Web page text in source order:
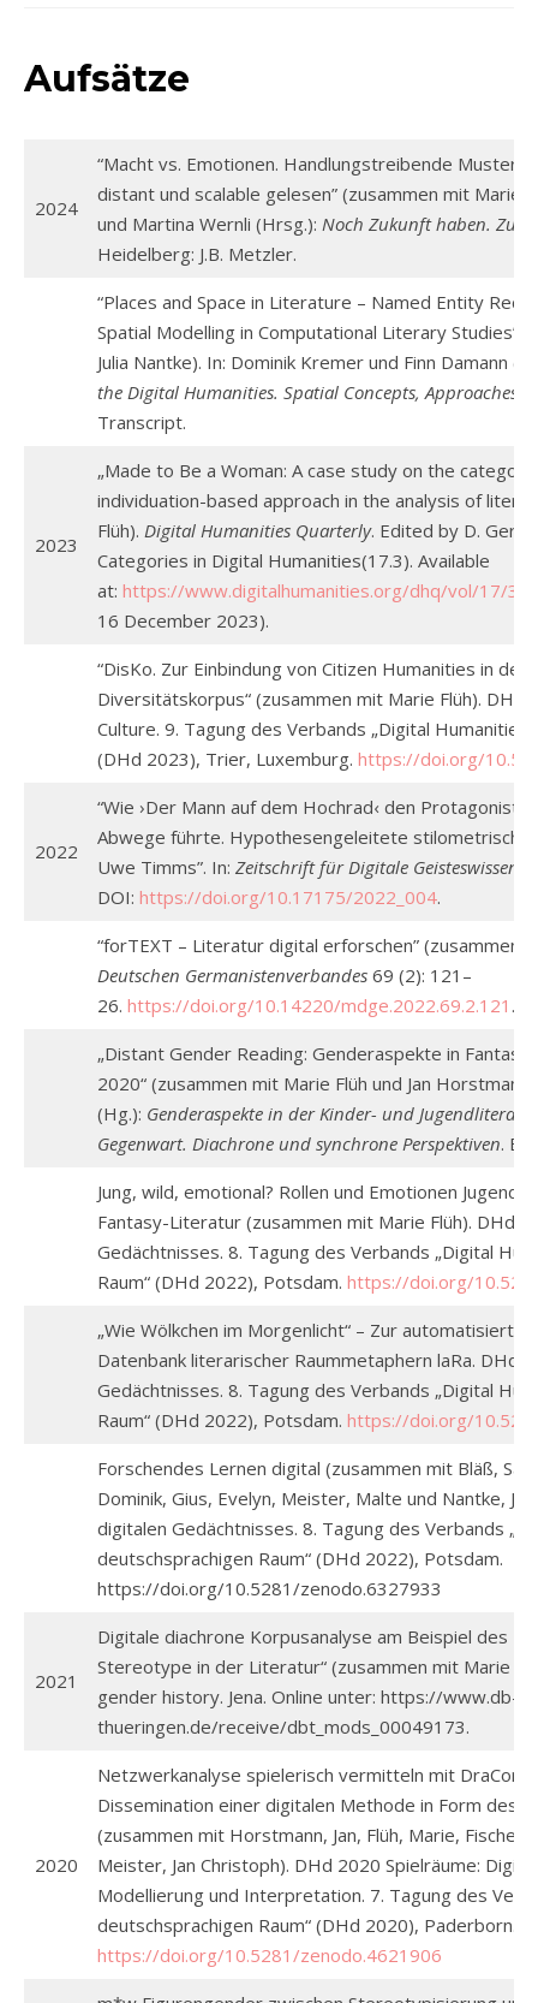
Aufsätze
2024
“Macht vs. Emotionen. Handlungstreibende Muster
distant und scalable gelesen” (zusammen mit Marie
und Martina Wernli (Hrsg.): Noch Zukunft haben. Zum
Heidelberg: J.B. Metzler.
“Places and Space in Literature – Named Entity
Spatial Modelling in Computational Literary Studies”
Julia Nantke). In: Dominik Kremer und Finn Damann
the Digital Humanities. Spatial Concepts, Approaches
Transcript.
2023
„Made to Be a Woman: A case study on the
individuation-based approach in the analysis of
Flüh). Digital Humanities Quarterly. Edited by D.
Categories in Digital Humanities(17.3). Available
at: https://www.digitalhumanities.org/dhq/vol/17/3/
16 December 2023).
“DisKo. Zur Einbindung von Citizen Humanities in den
Diversitätskorpus“ (zusammen mit Marie Flüh). DHd
Culture. 9. Tagung des Verbands „Digital Humanities
(DHd 2023), Trier, Luxemburg. https://doi.org/
2022
“Wie ›Der Mann auf dem Hochrad‹ den
Abwege führte. Hypothesengeleitete stilometrische
Uwe Timms”. In: Zeitschrift für Digitale
DOI: https://doi.org/10.17175/2022_004.
“forTEXT – Literatur digital erforschen” (zusammen
Deutschen Germanistenverbandes69 (2): 121–
26. https://doi.org/10.14220/mdge.2022.69.2.121 .
„Distant Gender Reading: Genderaspekte in
2020“ (zusammen mit Marie Flüh und Jan
(Hg.): Genderaspekte in der Kinder- und
Gegenwart. Diachrone und synchrone Perspektiven.
Jung, wild, emotional? Rollen und Emotionen
Fantasy-Literatur (zusammen mit Marie Flüh). DHd
Gedächtnisses. 8. Tagung des Verbands „Digital
Raum“ (DHd 2022), Potsdam. https://doi.org/
„Wie Wölkchen im Morgenlicht“ – Zur
Datenbank literarischer Raummetaphern laRa. DHd
Gedächtnisses. 8. Tagung des Verbands „Digital
Raum“ (DHd 2022), Potsdam. https://doi.org/
Forschendes Lernen digital (zusammen mit Bläß,
Dominik, Gius, Evelyn, Meister, Malte und Nantke,
digitalen Gedächtnisses. 8. Tagung des Verbands
deutschsprachigen Raum“ (DHd 2022), Potsdam.
https://doi.org/10.5281/zenodo.6327933
2021
Digitale diachrone Korpusanalyse am Beispiel des
Stereotype in der Literatur“ (zusammen mit Marie
gender history. Jena. Online unter: https://www.db-
thueringen.de/receive/dbt_mods_00049173.
2020
Netzwerkanalyse spielerisch vermitteln mit DraCor
Dissemination einer digitalen Methode in Form des
(zusammen mit Horstmann, Jan, Flüh, Marie, Fischer,
Meister, Jan Christoph). DHd 2020 Spielräume:
Modellierung und Interpretation. 7. Tagung des
deutschsprachigen Raum“ (DHd 2020), Paderborn.
https://doi.org/10.5281/zenodo.4621906